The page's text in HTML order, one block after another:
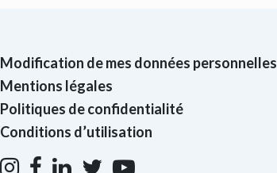
Modification de mes données personnelles
Mentions légales
Politiques de confidentialité
Conditions d’utilisation